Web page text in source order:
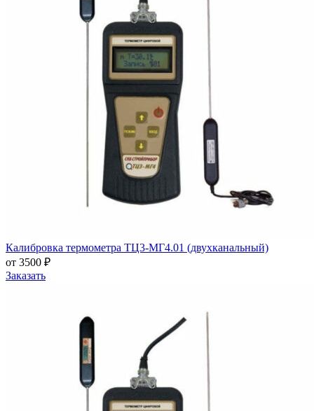
Калибровка термометра ТЦ3-МГ4.01 (двухканальный)
от 3500 ₽
Заказать